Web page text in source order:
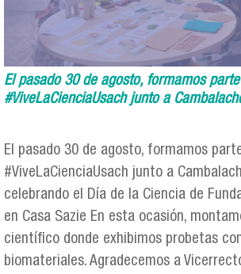
El pasado 30 de agosto, formamos
#ViveLaCienciaUsach junto a
El pasado 30 de agosto, formamos
#ViveLaCienciaUsach junto a
celebrando el Día de la Ciencia de
en Casa Sazie En esta ocasión,
científico donde exhibimos probetas
biomateriales. Agradecemos a